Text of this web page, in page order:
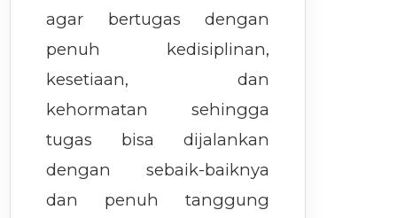
agar bertugas dengan
penuh kedisiplinan,
kesetiaan, dan
kehormatan sehingga
tugas bisa dijalankan
dengan sebaik-baiknya
dan penuh tanggung